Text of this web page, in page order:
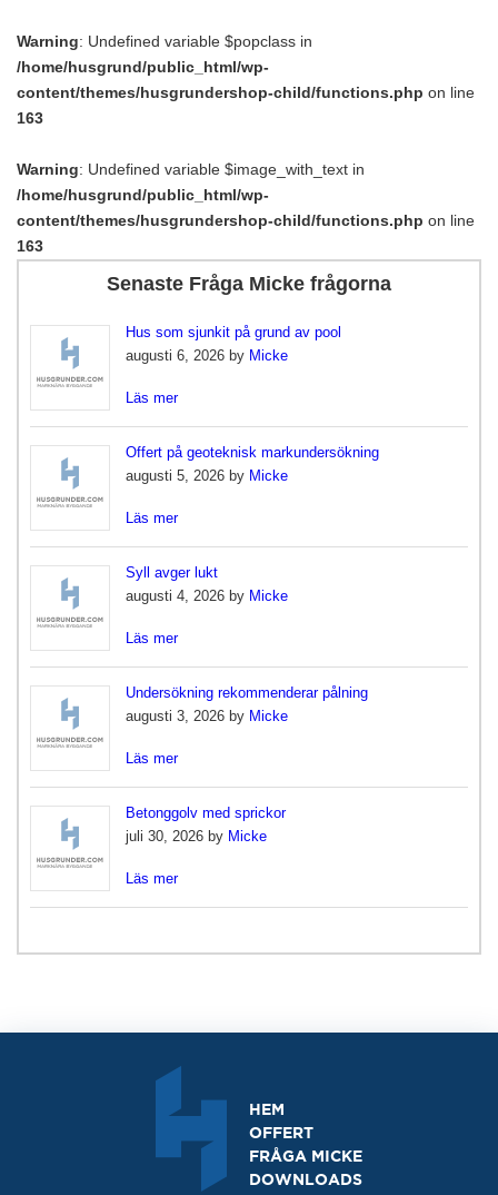
Warning: Undefined variable $popclass in
/home/husgrund/public_html/wp-
content/themes/husgrundershop-child/functions.php on line
163
Warning: Undefined variable $image_with_text in
/home/husgrund/public_html/wp-
content/themes/husgrundershop-child/functions.php on line
163
Senaste Fråga Micke frågorna
Hus som sjunkit på grund av pool
augusti 6, 2026 by Micke
Läs mer
Offert på geoteknisk markundersökning
augusti 5, 2026 by Micke
Läs mer
Syll avger lukt
augusti 4, 2026 by Micke
Läs mer
Undersökning rekommenderar pålning
augusti 3, 2026 by Micke
Läs mer
Betonggolv med sprickor
juli 30, 2026 by Micke
Läs mer
HEM
OFFERT
FRÅGA MICKE
DOWNLOADS